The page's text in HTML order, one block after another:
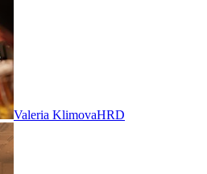
Valeria KlimovaHRD